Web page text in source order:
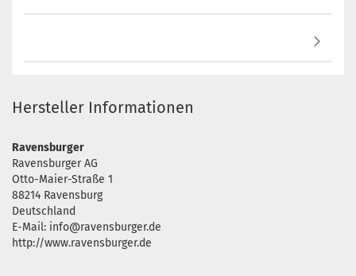
Hersteller Informationen
Ravensburger
Ravensburger AG
Otto-Maier-Straße 1
88214 Ravensburg
Deutschland
E-Mail: info@ravensburger.de
http://www.ravensburger.de